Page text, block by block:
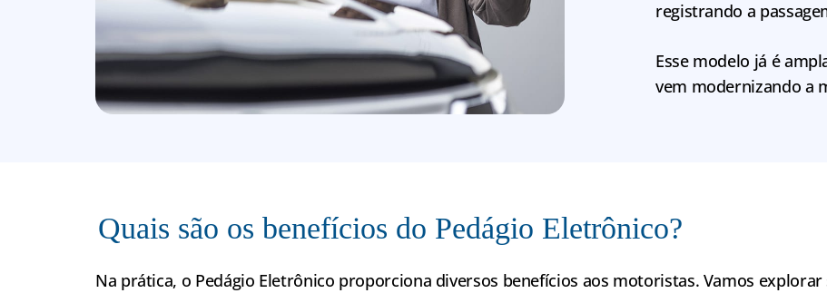
registrando a
Esse modelo já é
vem modernizando a
Quais são os benefícios do Pedágio Eletrônico?
Na prática, o Pedágio Eletrônico proporciona diversos benefícios aos motoristas. Vamos